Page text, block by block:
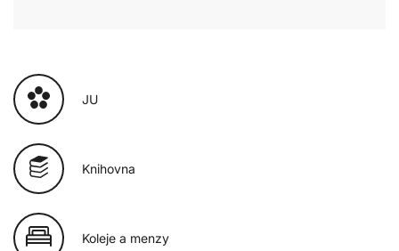
JU
Knihovna
Koleje a menzy